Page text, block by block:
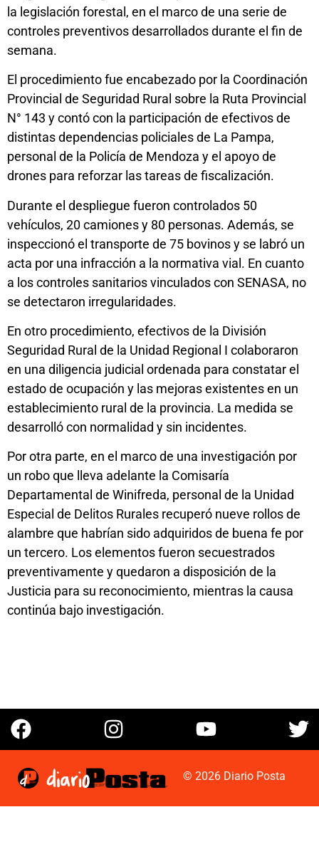
la legislación forestal, en el marco de una serie de
controles preventivos desarrollados durante el fin de
semana.
El procedimiento fue encabezado por la Coordinación
Provincial de Seguridad Rural sobre la Ruta Provincial
N° 143 y contó con la participación de efectivos de
distintas dependencias policiales de La Pampa,
personal de la Policía de Mendoza y el apoyo de
drones para reforzar las tareas de fiscalización.
Durante el despliegue fueron controlados 50
vehículos, 20 camiones y 80 personas. Además, se
inspeccionó el transporte de 75 bovinos y se labró un
acta por una infracción a la normativa vial. En cuanto
a los controles sanitarios vinculados con SENASA, no
se detectaron irregularidades.
En otro procedimiento, efectivos de la División
Seguridad Rural de la Unidad Regional I colaboraron
en una diligencia judicial ordenada para constatar el
estado de ocupación y las mejoras existentes en un
establecimiento rural de la provincia. La medida se
desarrolló con normalidad y sin incidentes.
Por otra parte, en el marco de una investigación por
un robo que lleva adelante la Comisaría
Departamental de Winifreda, personal de la Unidad
Especial de Delitos Rurales recuperó nueve rollos de
alambre que habrían sido adquiridos de buena fe por
un tercero. Los elementos fueron secuestrados
preventivamente y quedaron a disposición de la
Justicia para su reconocimiento, mientras la causa
continúa bajo investigación.
© 2026 Diario Posta